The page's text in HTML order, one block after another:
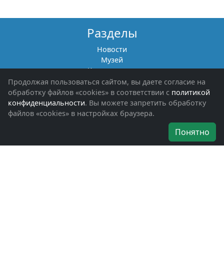
Разделы
Новости
Музей
Книги памяти
Фотоальбомы
Обращения граждан
Помощь участникам СВО и их семьям
Об организации
Наши награды
Продолжая пользоваться сайтом, вы даете согласие на
обработку файлов «cookies» в соответствии с политикой
конфиденциальности. Вы можете запретить обработку
файлов «cookies» в настройках браузера.
Понятно